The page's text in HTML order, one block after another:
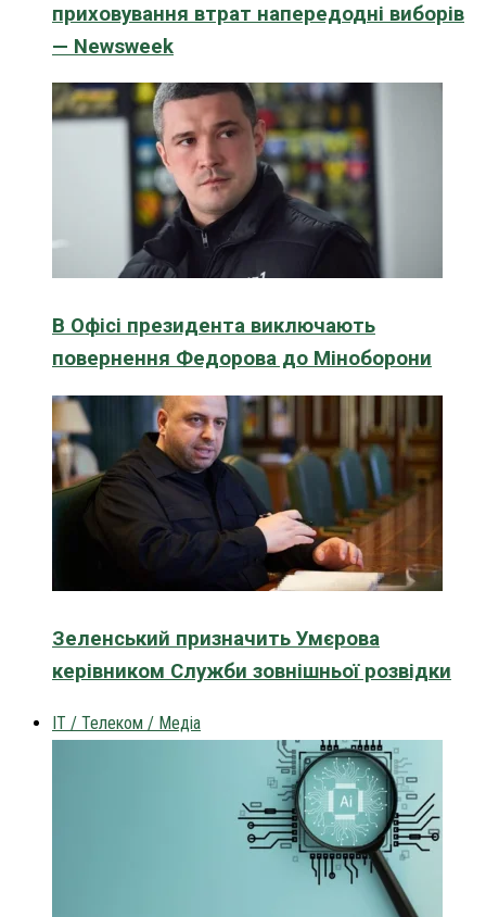
приховування втрат напередодні виборів
— Newsweek
В Офісі президента виключають
повернення Федорова до Міноборони
Зеленський призначить Умєрова
керівником Служби зовнішньої розвідки
IT / Телеком / Медіа